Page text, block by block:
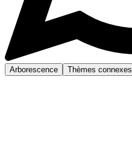
Arborescence Thèmes connexes